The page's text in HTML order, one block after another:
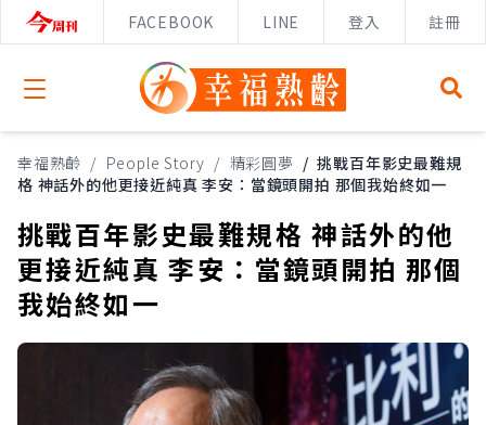
FACEBOOK LINE 登入 註冊
Open menu
幸福熟齡 / People Story / 精彩圓夢 / 挑戰百年影史最難規
格 神話外的他更接近純真 李安：當鏡頭開拍 那個我始終如一
挑戰百年影史最難規格 神話外的他
更接近純真 李安：當鏡頭開拍 那個
我始終如一